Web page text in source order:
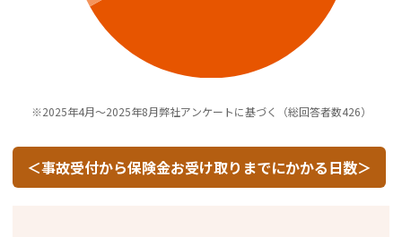
※2025年4月～2025年8月弊社アンケートに基づく（総回答者数426）
＜事故受付から保険金お受け取りまでにかかる日数＞